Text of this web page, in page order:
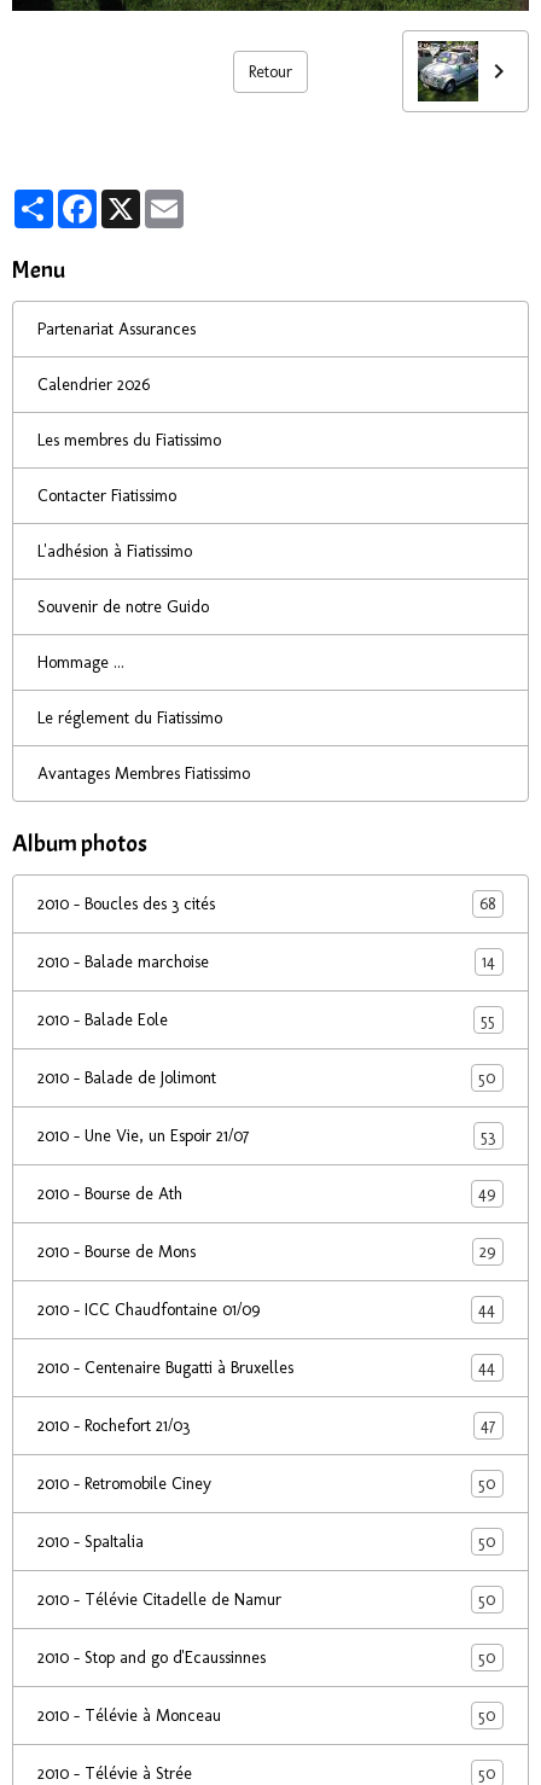
Retour
PartagerFacebook
X
Menu
Partenariat Assurances
Calendrier 2026
Les membres du Fiatissimo
Contacter Fiatissimo
L'adhésion à Fiatissimo
Souvenir de notre Guido
Hommage ...
Le réglement du Fiatissimo
Avantages Membres Fiatissimo
Album photos
2010 - Boucles des 3 cités 68
2010 - Balade marchoise 14
2010 - Balade Eole 55
2010 - Balade de Jolimont 50
2010 - Une Vie, un Espoir 21/07 53
2010 - Bourse de Ath 49
2010 - Bourse de Mons 29
2010 - ICC Chaudfontaine 01/09 44
2010 - Centenaire Bugatti à Bruxelles 44
2010 - Rochefort 21/03 47
2010 - Retromobile Ciney 50
2010 - SpaItalia 50
2010 - Télévie Citadelle de Namur 50
2010 - Stop and go d'Ecaussinnes 50
2010 - Télévie à Monceau 50
2010 - Télévie à Strée 50